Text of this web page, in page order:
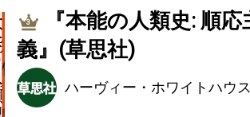
3
『本能の人類史: 順
義』(草思社)
ハーヴィー・ホワイトハウ